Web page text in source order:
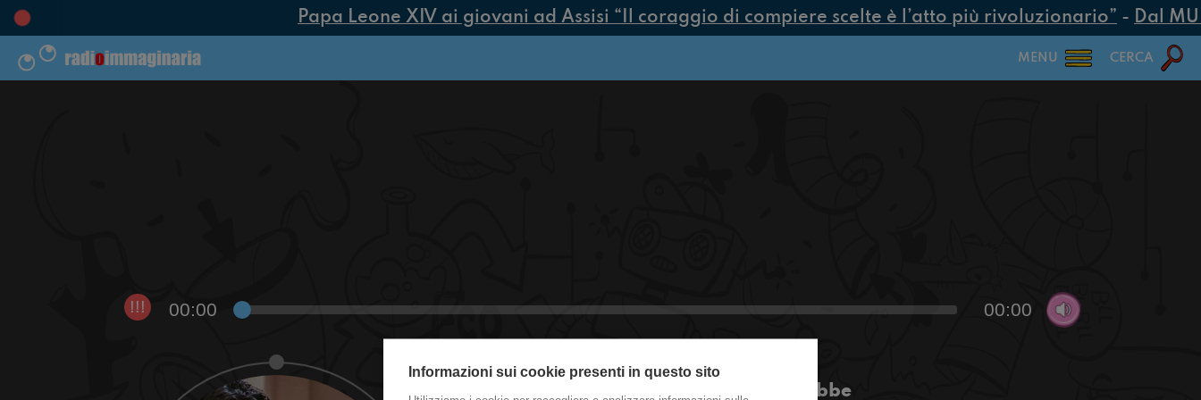
Papa Leone XIV ai giovani ad Assisi “Il coraggio di compiere scelte è l’atto più rivoluzionario”- Dal
MENU CERCA
!!! 00:00 00:00
#ravenna Film che nessuno consiglierebbe
Informazioni sui cookie presenti in questo sito